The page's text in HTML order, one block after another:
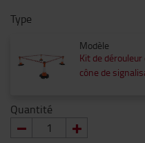
Type
Modèle
Kit de
cône de
Quantité